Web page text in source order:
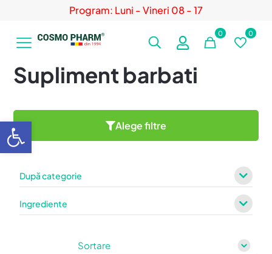
Program: Luni - Vineri 08 - 17
0 0
Supliment barbati
Alege filtre
După categorie
Ingrediente
Deschide bara de unelte